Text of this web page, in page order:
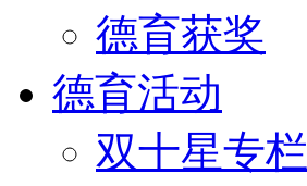
德育获奖
德育活动
双十星专栏